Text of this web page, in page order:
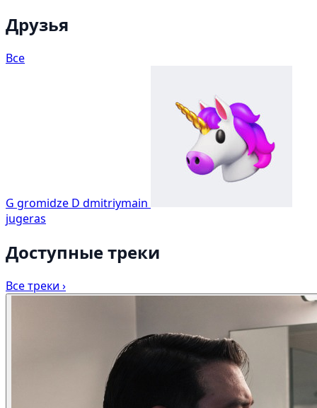
Друзья
Все
G gromidze D dmitriymain
jugeras
Доступные треки
Все треки ›